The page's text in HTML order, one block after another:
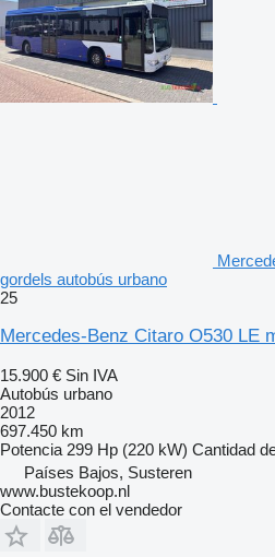
gordels autobús urbano
25
Mercedes-Benz Citaro O530 LE
15.900 € Sin IVA
Autobús urbano
2012
697.450 km
Potencia 299 Hp (220 kW) Cantidad
Países Bajos, Susteren
www.bustekoop.nl
Contacte con el vendedor